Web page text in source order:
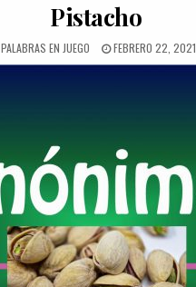
Pistacho
PALABRAS EN JUEGO FEBRERO 22, 2021